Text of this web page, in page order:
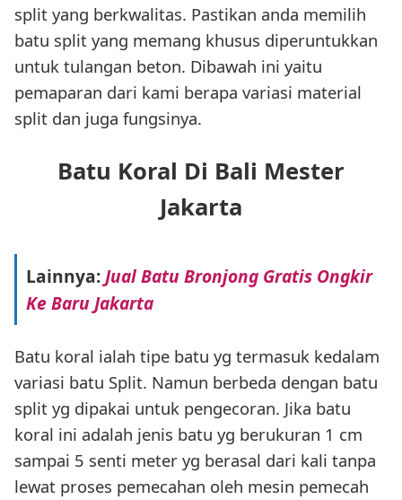
split yang berkwalitas. Pastikan anda memilih
batu split yang memang khusus diperuntukkan
untuk tulangan beton. Dibawah ini yaitu
pemaparan dari kami berapa variasi material
split dan juga fungsinya.
Batu Koral Di Bali Mester
Jakarta
Lainnya:Jual Batu Bronjong Gratis Ongkir
Ke Baru Jakarta
Batu koral ialah tipe batu yg termasuk kedalam
variasi batu Split. Namun berbeda dengan batu
split yg dipakai untuk pengecoran. Jika batu
koral ini adalah jenis batu yg berukuran 1 cm
sampai 5 senti meter yg berasal dari kali tanpa
lewat proses pemecahan oleh mesin pemecah